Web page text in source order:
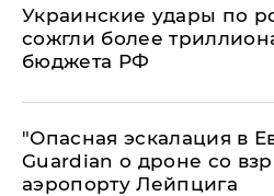
Украинские удары по
сожгли более
бюджета РФ
"Опасная эскалация в
Guardian о дроне со
аэропорту Лейпцига